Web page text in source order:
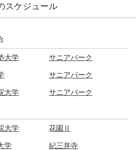
スケジュール
大学 サニアパーク
サニアパーク
大学 サニアパーク
大学 花園Ⅱ
学 紀三井寺